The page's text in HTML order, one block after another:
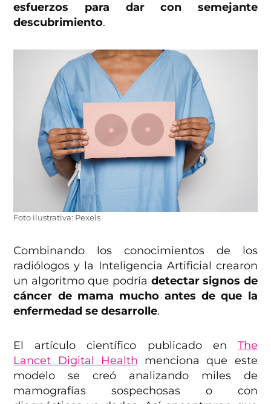
esfuerzos para dar con semejante
descubrimiento.
Foto ilustrativa: Pexels
Combinando los conocimientos de los
radiólogos y la Inteligencia Artificial crearon
un algoritmo que podría detectar signos de
cáncer de mama mucho antes de que la
enfermedad se desarrolle.
El artículo científico publicado en The
Lancet Digital Health menciona que este
modelo se creó analizando miles de
mamografías sospechosas o con